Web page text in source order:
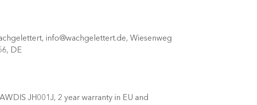
info@wachgelettert.de, Wiesenweg
DE
JH001J, 2 year warranty in EU and